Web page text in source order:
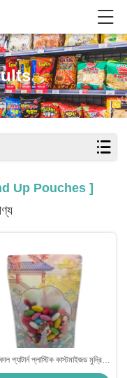
Up Pouches ]
প্যাটার্ন প্লাস্টিক কাস্টমাইজড মুদ্রিত
আপ পকেট উইন্ডো এবং জিপ লক সঙ্গে খাদ্য